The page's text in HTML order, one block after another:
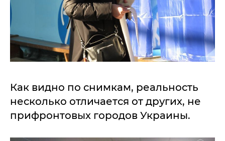
Как видно по снимкам, реальность
несколько отличается от других, не
прифронтовых городов Украины.